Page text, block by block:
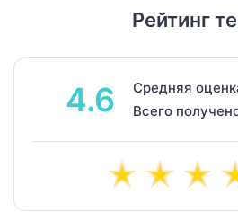
Рейтинг
4.6
Средняя
Всего